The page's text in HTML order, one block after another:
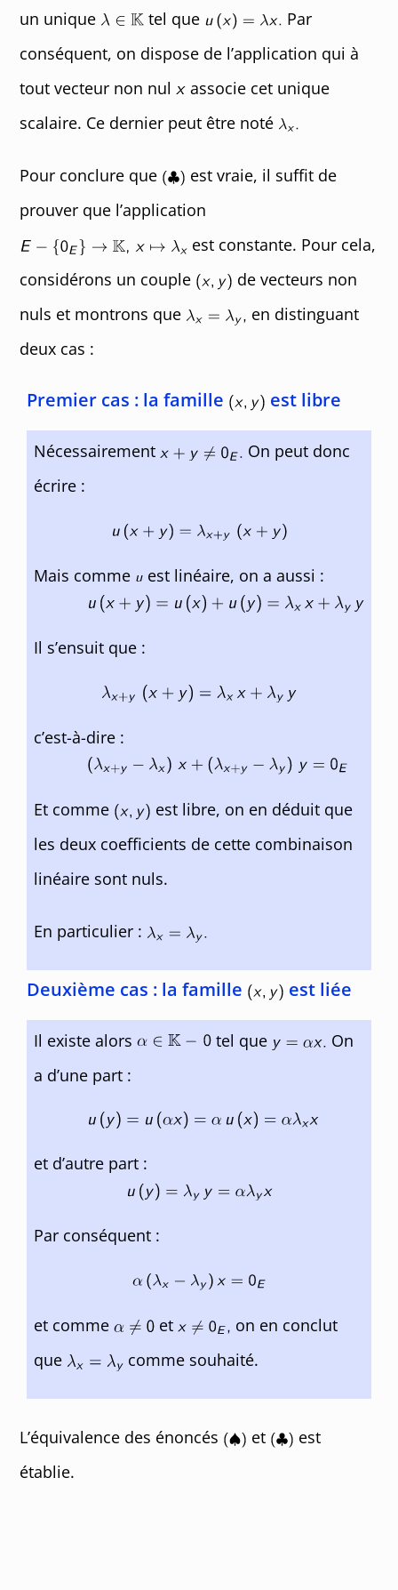
un unique tel que
Par
conséquent, on dispose de l’application qui à
tout vecteur non nul
associe cet unique
scalaire. Ce dernier peut être noté
Pour conclure que
est vraie, il suffit de
prouver que l’application
est constante. Pour cela,
considérons un couple
de vecteurs non
nuls et montrons que
en distinguant
deux cas :
Premier cas : la famille est libre
Nécessairement
On peut donc
écrire :
Mais comme est linéaire, on a aussi :
Il s’ensuit que :
c’est-à-dire :
Et comme
est libre, on en déduit que
les deux coefficients de cette combinaison
linéaire sont nuls.
En particulier :
Deuxième cas : la famille est liée
Il existe alors tel que
On
a d’une part :
et d’autre part :
Par conséquent :
et comme et
on en conclut
que
comme souhaité.
L’équivalence des énoncés et
est
établie.